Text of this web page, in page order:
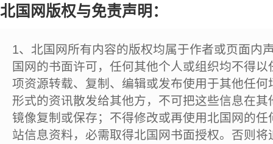
北国网版权与免责声明：
1、北国网所有内容的版权均属于作者或页面内
国网的书面许可，任何其他个人或组织均不得
项资源转载、复制、编辑或发布使用于其他任
形式的资讯散发给其他方，不可把这些信息在
镜像复制或保存；不得修改或再使用北国网的
站信息资料，必需取得北国网书面授权。否则将